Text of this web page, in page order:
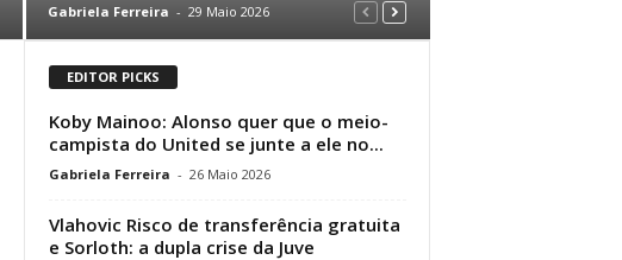
Gabriela Ferreira - 29 Maio 2026
EDITOR PICKS
Koby Mainoo: Alonso quer que o meio-
campista do United se junte a ele no...
Gabriela Ferreira - 26 Maio 2026
Vlahovic Risco de transferência gratuita
e Sorloth: a dupla crise da Juve